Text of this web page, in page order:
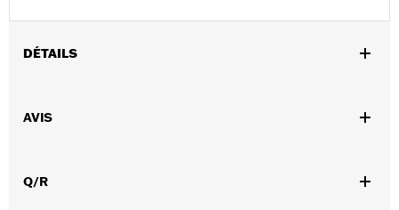
DÉTAILS
Caractéristiques fonctionnelles:
Imperméable à l’eau
ajustable
Poches
AVIS
Q/R